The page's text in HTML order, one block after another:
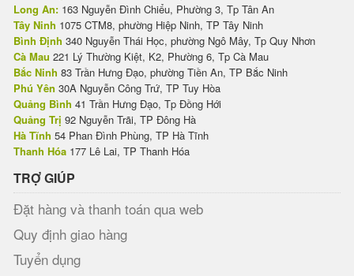
Long An: 163 Nguyễn Đình Chiểu, Phường 3, Tp Tân An
Tây Ninh 1075 CTM8, phường Hiệp Ninh, TP Tây Ninh
Bình Định 340 Nguyễn Thái Học, phường Ngô Mây, Tp Quy Nhơn
Cà Mau 221 Lý Thường Kiệt, K2, Phường 6, Tp Cà Mau
Bắc Ninh 83 Trần Hưng Đạo, phường Tiền An, TP Bắc Ninh
Phú Yên 30A Nguyễn Công Trứ, TP Tuy Hòa
Quảng Bình 41 Trần Hưng Đạo, Tp Đồng Hới
Quảng Trị 92 Nguyễn Trãi, TP Đông Hà
Hà Tĩnh 54 Phan Đình Phùng, TP Hà Tĩnh
Thanh Hóa 177 Lê Lai, TP Thanh Hóa
TRỢ GIÚP
Đặt hàng và thanh toán qua web
Quy định giao hàng
Tuyển dụng